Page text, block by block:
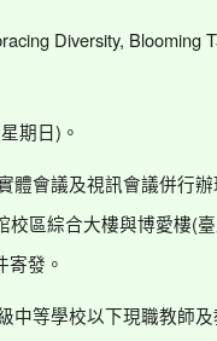
Diversity, Blooming
星期日 ) 。
體會議及視訊會議併行辦
校區綜合大樓與博愛樓(
寄發。
中等學校以下現職教師及